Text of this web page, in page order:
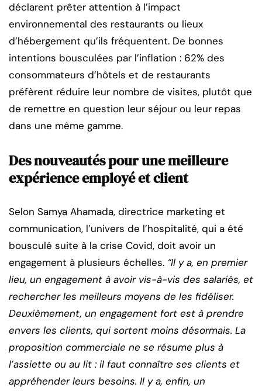
déclarent prêter attention à l’impact
environnemental des restaurants ou lieux
d’hébergement qu’ils fréquentent. De bonnes
intentions bousculées par l’inflation : 62% des
consommateurs d’hôtels et de restaurants
préfèrent réduire leur nombre de visites, plutôt que
de remettre en question leur séjour ou leur repas
dans une même gamme.
Des nouveautés pour une meilleure
expérience employé et client
Selon Samya Ahamada, directrice marketing et
communication, l’univers de l’hospitalité, qui a été
bousculé suite à la crise Covid, doit avoir un
engagement à plusieurs échelles. “Il y a, en premier
lieu, un engagement à avoir vis-à-vis des salariés, et
rechercher les meilleurs moyens de les fidéliser.
Deuxièmement, un engagement fort est à prendre
envers les clients, qui sortent moins désormais. La
proposition commerciale ne se résume plus à
l’assiette ou au lit : il faut connaître ses clients et
appréhender leurs besoins. Il y a, enfin, un